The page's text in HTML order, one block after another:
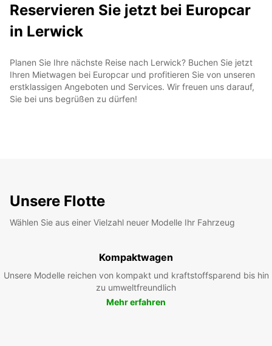
Reservieren Sie jetzt bei Europcar
in Lerwick
Planen Sie Ihre nächste Reise nach Lerwick? Buchen Sie jetzt
Ihren Mietwagen bei Europcar und profitieren Sie von unseren
erstklassigen Angeboten und Services. Wir freuen uns darauf,
Sie bei uns begrüßen zu dürfen!
Unsere Flotte
Wählen Sie aus einer Vielzahl neuer Modelle Ihr Fahrzeug
Kompaktwagen
Unsere Modelle reichen von kompakt und kraftstoffsparend bis hin
zu umweltfreundlich
Mehr erfahren